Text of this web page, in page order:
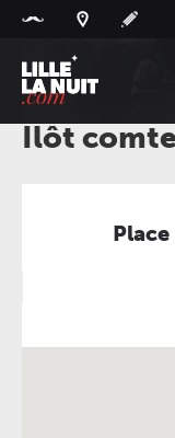
L'ACTU
LIEUX
Ilôt
Panneau de gestion des